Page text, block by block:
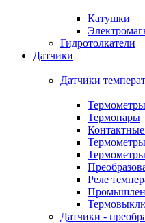
Катушки
Гидротолкатели
Датчики
Датчики
Термопары
Реле
Датчики -